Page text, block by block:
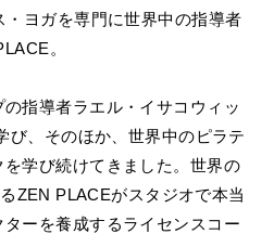
ヨガを専門に世界中の指導者
。
指導者ラエル・イサコウィッ
び、そのほか、世界中のピラテ
学び続けてきました。世界の
ZEN PLACEがスタジオで本当
ーを養成するライセンスコー